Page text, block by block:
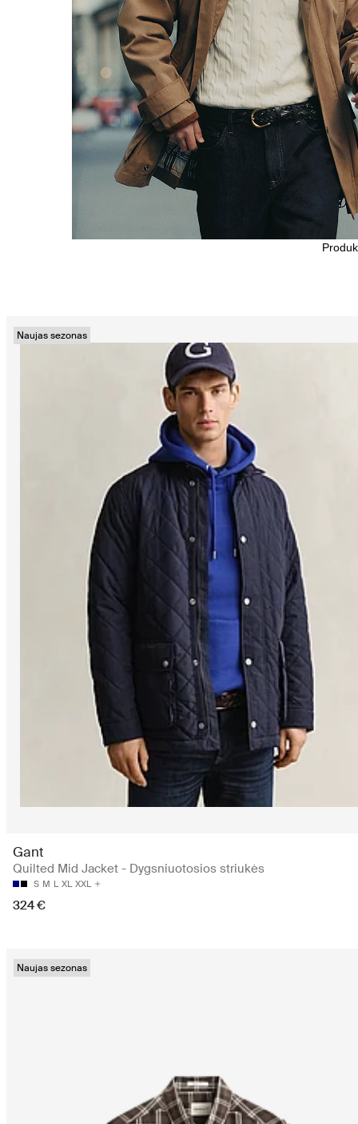
Naujas sezonas
Gant
Quilted Mid Jacket - Dygsniuotosios striukės
S M L XL XXL
324 €
Naujas sezonas